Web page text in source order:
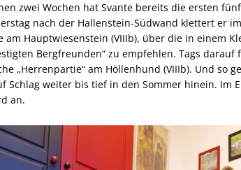
zwei Wochen hat Svante bereits die ersten
nach der Hallenstein-Südwand klettert er
am Hauptwiesenstein (VIIIb), über die in einem
Bergfreunden“ zu empfehlen. Tags
„Herrenpartie“ am Höllenhund (VIIIb). Und so
Schlag weiter bis tief in den Sommer hinein. Im
an.